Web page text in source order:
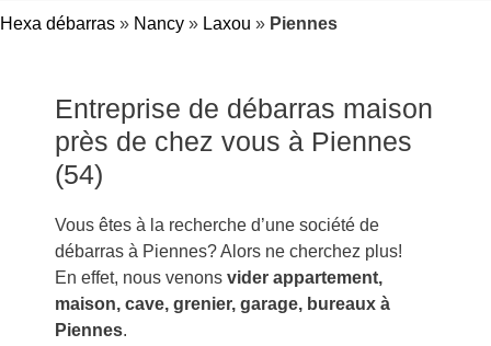
Hexa débarras » Nancy » Laxou » Piennes
Entreprise de débarras maison
près de chez vous à Piennes
(54)
Vous êtes à la recherche d’une société de
débarras à Piennes? Alors ne cherchez plus!
En effet, nous venons vider appartement,
maison, cave, grenier, garage, bureaux à
Piennes.